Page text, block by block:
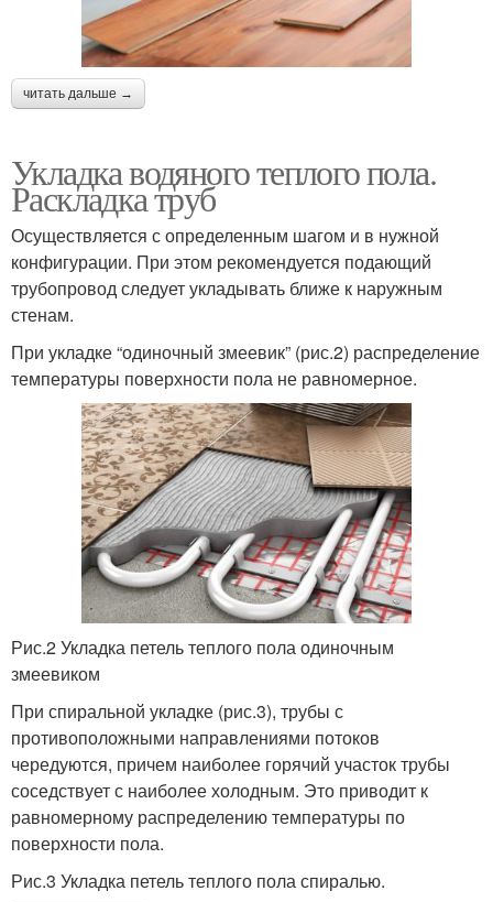
читать дальше →
Укладка водяного теплого пола.
Раскладка труб
Осуществляется с определенным шагом и в нужной
конфигурации. При этом рекомендуется подающий
трубопровод следует укладывать ближе к наружным
стенам.
При укладке “одиночный змеевик” (рис.2) распределение
температуры поверхности пола не равномерное.
Рис.2 Укладка петель теплого пола одиночным
змеевиком
При спиральной укладке (рис.3), трубы с
противоположными направлениями потоков
чередуются, причем наиболее горячий участок трубы
соседствует с наиболее холодным. Это приводит к
равномерному распределению температуры по
поверхности пола.
Рис.3 Укладка петель теплого пола спиралью.